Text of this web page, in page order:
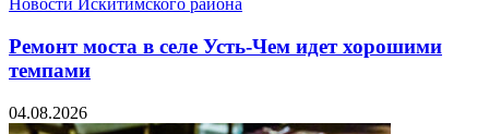
Новости Искитимского района
Ремонт моста в селе Усть-Чем идет хорошими
темпами
04.08.2026